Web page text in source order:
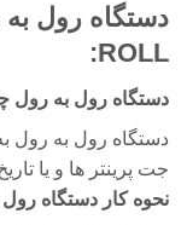
ROLL:
دستگاه رول به رول
دستگاه رول به رول
جت پرینتر ها و یا
نحوه کار دستگاه رول